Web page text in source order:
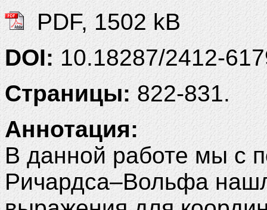
PDF, 1502 kB
DOI:10.18287/2412-
Страницы: 822-831.
Аннотация:
В данной работе мы с
Ричардса–Вольфа